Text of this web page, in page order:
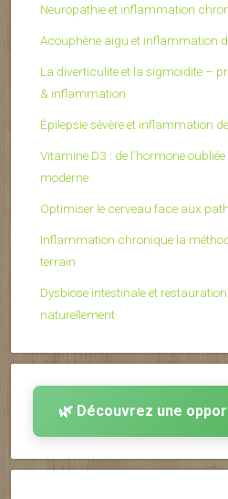
Neuropathie et inflammation
Acouphène aigu et inflammation
La diverticulite et la sigmoïdite –
& inflammation
Épilepsie sévère et inflammation
Vitamine D3 : de l’hormone
moderne
Optimiser le cerveau face aux
Inflammation chronique la
terrain
Dysbiose intestinale et
naturellement
🌿 Découvrez une